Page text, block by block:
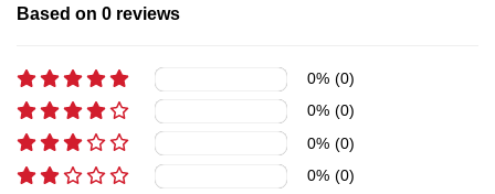
Based on 0 reviews
0% (0)
0% (0)
0% (0)
0% (0)